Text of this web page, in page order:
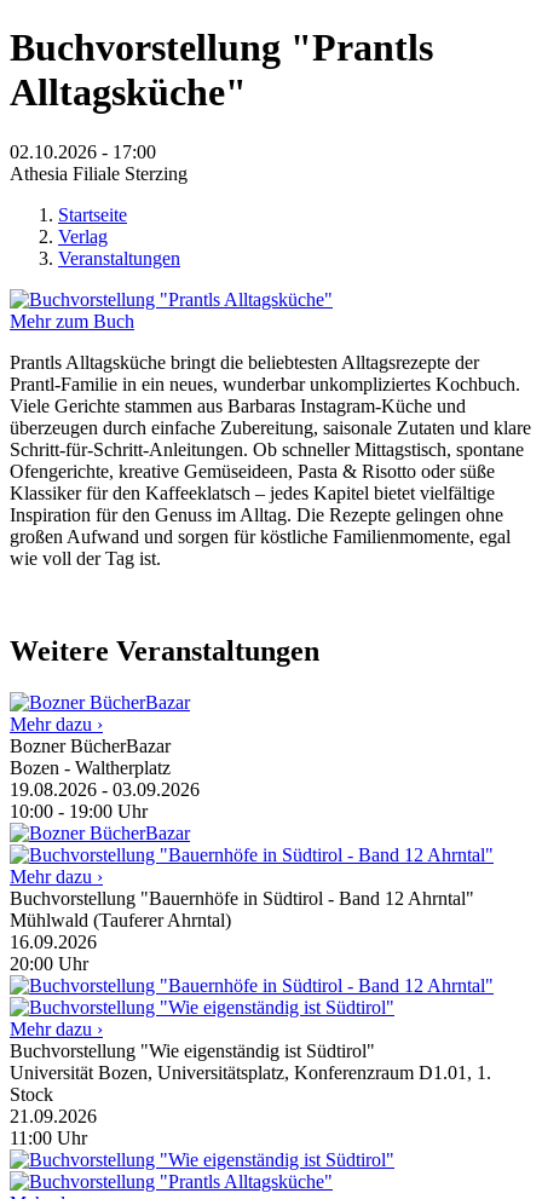
Buchvorstellung "Prantls
Alltagsküche"
02.10.2026 - 17:00
Athesia Filiale Sterzing
Sie sind hier
Startseite
Verlag
Veranstaltungen
Mehr zum Buch
Prantls Alltagsküche bringt die beliebtesten Alltagsrezepte der
Prantl‑Familie in ein neues, wunderbar unkompliziertes Kochbuch.
Viele Gerichte stammen aus Barbaras Instagram‑Küche und
überzeugen durch einfache Zubereitung, saisonale Zutaten und klare
Schritt‑für‑Schritt‑Anleitungen. Ob schneller Mittagstisch, spontane
Ofengerichte, kreative Gemüseideen, Pasta & Risotto oder süße
Klassiker für den Kaffeeklatsch – jedes Kapitel bietet vielfältige
Inspiration für den Genuss im Alltag. Die Rezepte gelingen ohne
großen Aufwand und sorgen für köstliche Familienmomente, egal
wie voll der Tag ist.
Weitere Veranstaltungen
Mehr dazu ›
Bozner BücherBazar
Bozen - Waltherplatz
19.08.2026 - 03.09.2026
10:00 - 19:00 Uhr
Mehr dazu ›
Buchvorstellung "Bauernhöfe in Südtirol - Band 12 Ahrntal"
Mühlwald (Tauferer Ahrntal)
16.09.2026
20:00 Uhr
Mehr dazu ›
Buchvorstellung "Wie eigenständig ist Südtirol"
Universität Bozen, Universitätsplatz, Konferenzraum D1.01, 1.
Stock
21.09.2026
11:00 Uhr